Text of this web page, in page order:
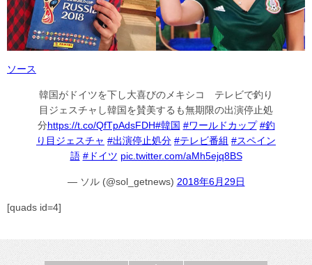
ソース
韓国がドイツを下し大喜びのメキシコ テレビで釣り
目ジェスチャし韓国を賛美するも無期限の出演停止処
分https://t.co/QfTpAdsFDH#韓国 #ワールドカップ #釣
り目ジェスチャ #出演停止処分 #テレビ番組 #スペイン
語 #ドイツ pic.twitter.com/aMh5ejq8BS
— ソル (@sol_getnews) 2018年6月29日
[quads id=4]